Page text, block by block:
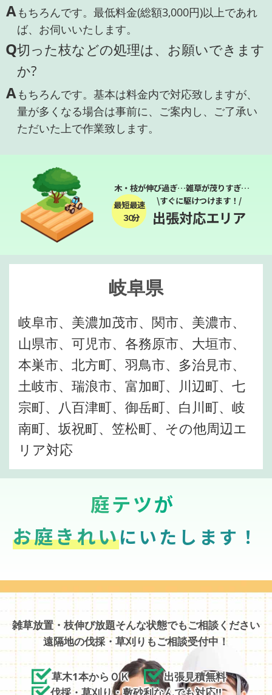
Aもちろんです。最低料金(総額3,000円)以上であれ
ば、お伺いいたします。
Q切った枝などの処理は、お願いできます
か?
Aもちろんです。基本は料金内で対応致しますが、
量が多くなる場合は事前に、ご案内し、ご了承い
ただいた上で作業致します。
木・枝が伸び過ぎ…雑草が茂りすぎ…
最短最速
３０分
\すぐに駆けつけます！/
出張対応エリア
岐阜県
岐阜市、美濃加茂市、関市、美濃市、
山県市、可児市、各務原市、大垣市、
本巣市、北方町、羽鳥市、多治見市、
土岐市、瑞浪市、富加町、川辺町、七
宗町、八百津町、御岳町、白川町、岐
南町、坂祝町、笠松町、その他周辺エ
リア対応
庭テツが
お庭きれいにいたします！
雑草放置・枝伸び放題そんな状態でもご相談ください
遠隔地の伐採・草刈りもご相談受付中！
草木1本からＯＫ
出張見積無料